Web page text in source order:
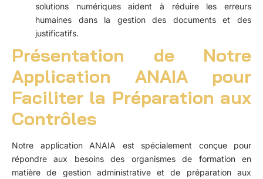
solutions numériques aident à réduire les erreurs
humaines dans la gestion des documents et des
justificatifs.
Présentation de Notre
Application ANAIA pour
Faciliter la Préparation aux
Contrôles
Notre application ANAIA est spécialement conçue pour
répondre aux besoins des organismes de formation en
matière de gestion administrative et de préparation aux